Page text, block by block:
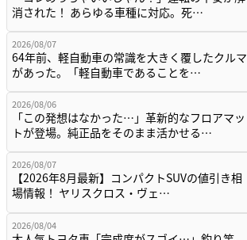
消された！ あらゆる車種に対応。死…
2026/08/07
64年前、軽自動車の常識を大きく覆したクルマ
があった。「軽自動車であることを…
2026/08/06
「この発想はなかった…」革新的なフロアマッ
トが登場。純正品をそのまま活かせる…
2026/08/07
【2026年8月最新】コンパクトSUVの値引き相
場情報！ ヤリスクロス・ヴェ…
2026/08/04